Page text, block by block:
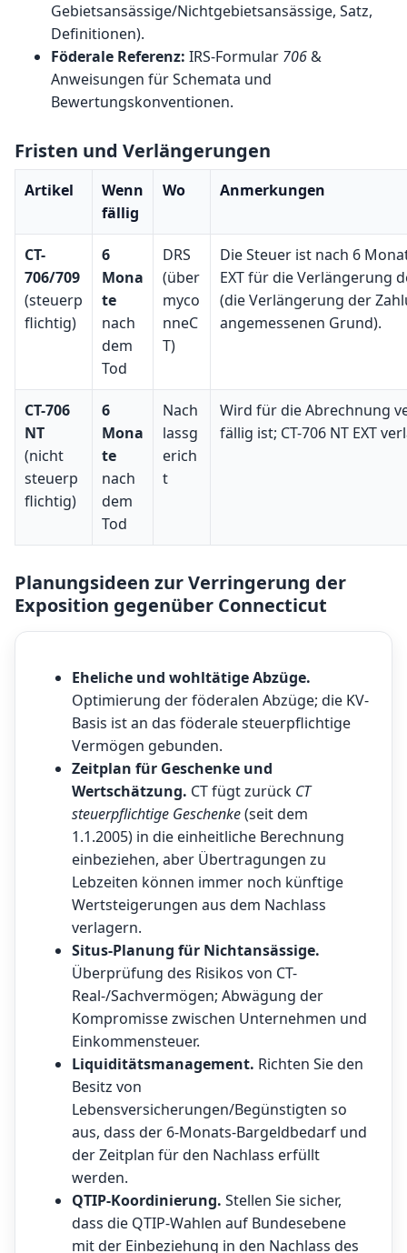
Gebietsansässige/Nichtgebietsansässige, Satz,
Definitionen).
Föderale Referenz: IRS-Formular 706&
Anweisungen für Schemata und
Bewertungskonventionen.
Fristen und Verlängerungen
Artikel
Wenn
fällig
Wo Anmerkungen
CT-
706/709
(steuerp
flichtig)
6
Mona
te
nach
dem
Tod
DRS
(über
myco
nneC
T)
Die Steuer ist nach 6
EXT für die Verlängerung
(die Verlängerung der
angemessenen Grund).
CT-706
NT
(nicht
steuerp
flichtig)
6
Mona
te
nach
dem
Tod
Nach
lassg
erich
t
Wird für die Abrechnung
fällig ist; CT-706 NT EXT
Planungsideen zur Verringerung der
Exposition gegenüber Connecticut
Eheliche und wohltätige Abzüge.
Optimierung der föderalen Abzüge; die KV-
Basis ist an das föderale steuerpflichtige
Vermögen gebunden.
Zeitplan für Geschenke und
Wertschätzung. CT fügt zurück CT
steuerpflichtige Geschenke(seit dem
1.1.2005) in die einheitliche Berechnung
einbeziehen, aber Übertragungen zu
Lebzeiten können immer noch künftige
Wertsteigerungen aus dem Nachlass
verlagern.
Situs-Planung für Nichtansässige.
Überprüfung des Risikos von CT-
Real-/Sachvermögen; Abwägung der
Kompromisse zwischen Unternehmen und
Einkommensteuer.
Liquiditätsmanagement. Richten Sie den
Besitz von
Lebensversicherungen/Begünstigten so
aus, dass der 6-Monats-Bargeldbedarf und
der Zeitplan für den Nachlass erfüllt
werden.
QTIP-Koordinierung. Stellen Sie sicher,
dass die QTIP-Wahlen auf Bundesebene
mit der Einbeziehung in den Nachlass des